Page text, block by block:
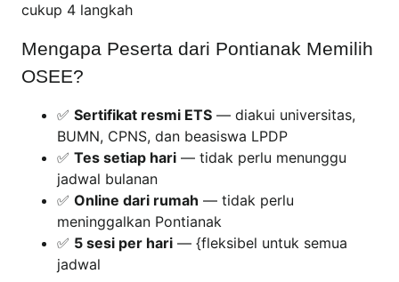
cukup 4 langkah
Mengapa Peserta dari Pontianak Memilih
OSEE?
✅ Sertifikat resmi ETS — diakui universitas,
BUMN, CPNS, dan beasiswa LPDP
✅ Tes setiap hari — tidak perlu menunggu
jadwal bulanan
✅ Online dari rumah — tidak perlu
meninggalkan Pontianak
✅ 5 sesi per hari — {fleksibel untuk semua
jadwal